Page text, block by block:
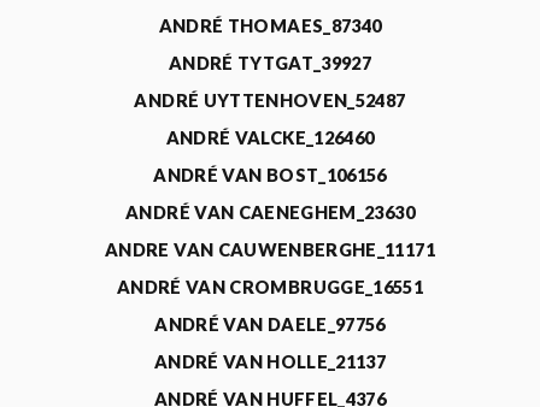
ANDRÉ THOMAES_87340
ANDRÉ TYTGAT_39927
ANDRÉ UYTTENHOVEN_52487
ANDRÉ VALCKE_126460
ANDRÉ VAN BOST_106156
ANDRÉ VAN CAENEGHEM_23630
ANDRE VAN CAUWENBERGHE_11171
ANDRÉ VAN CROMBRUGGE_16551
ANDRÉ VAN DAELE_97756
ANDRÉ VAN HOLLE_21137
ANDRÉ VAN HUFFEL_4376